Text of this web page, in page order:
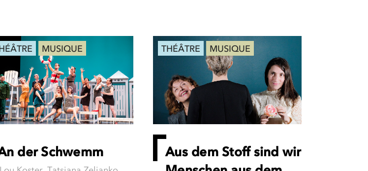
MUSIQUE
der Schwemm
THÉÂTRE MUSIQUE
Aus dem Stoff sind wir